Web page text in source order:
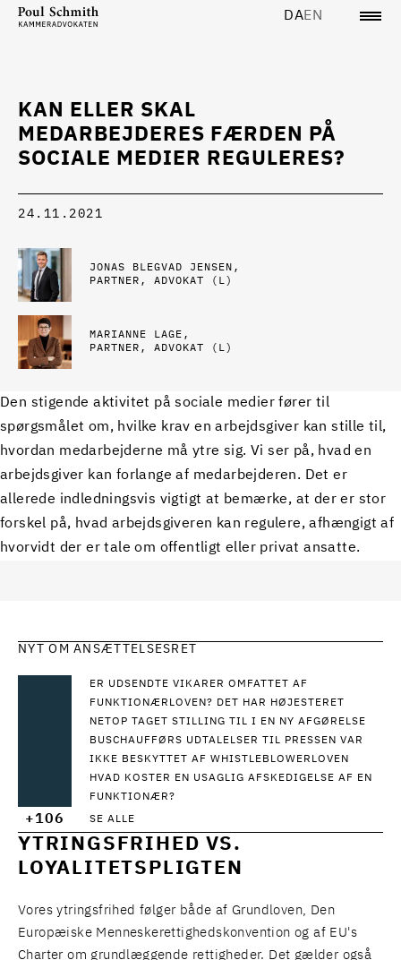
DAEN
KAN ELLER SKAL
MEDARBEJDERES FÆRDEN PÅ
SOCIALE MEDIER REGULERES?
24.11.2021
JONAS BLEGVAD JENSEN
PARTNER, ADVOKAT (L)
MARIANNE LAGE
PARTNER, ADVOKAT (L)
Den stigende aktivitet på sociale medier fører til
spørgsmålet om, hvilke krav en arbejdsgiver kan stille til,
hvordan medarbejderne må ytre sig. Vi ser på, hvad en
arbejdsgiver kan forlange af medarbejderen. Det er
allerede indledningsvis vigtigt at bemærke, at der er stor
forskel på, hvad arbejdsgiveren kan regulere, afhængigt af
hvorvidt der er tale om offentligt eller privat ansatte.
NYT OM ANSÆTTELSESRET
ER UDSENDTE VIKARER OMFATTET AF
FUNKTIONÆRLOVEN? DET HAR HØJESTERET
NETOP TAGET STILLING TIL I EN NY AFGØRELSE
BUSCHAUFFØRS UDTALELSER TIL PRESSEN VAR
IKKE BESKYTTET AF WHISTLEBLOWERLOVEN
HVAD KOSTER EN USAGLIG AFSKEDIGELSE AF EN
FUNKTIONÆR?
+106 SE ALLE
YTRINGSFRIHED VS.
LOYALITETSPLIGTEN
Vores ytringsfrihed følger både af Grundloven, Den
Europæiske Menneskerettighedskonvention og af EU's
Charter om grundlæggende rettigheder. Det gælder også